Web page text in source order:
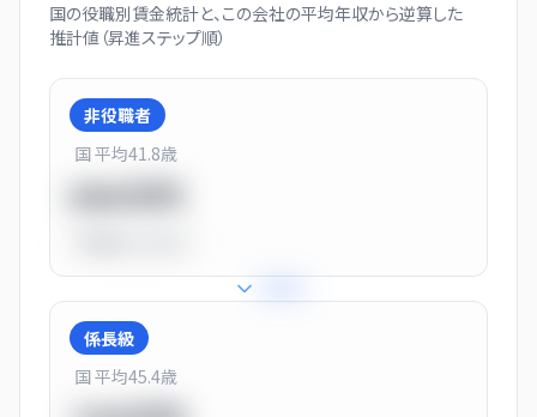
国の役職別賃金統計と、この会社の平均年収から逆算した
推計値（昇進ステップ順）
非役職者
国 平均41.8歳
係長級
国 平均45.4歳